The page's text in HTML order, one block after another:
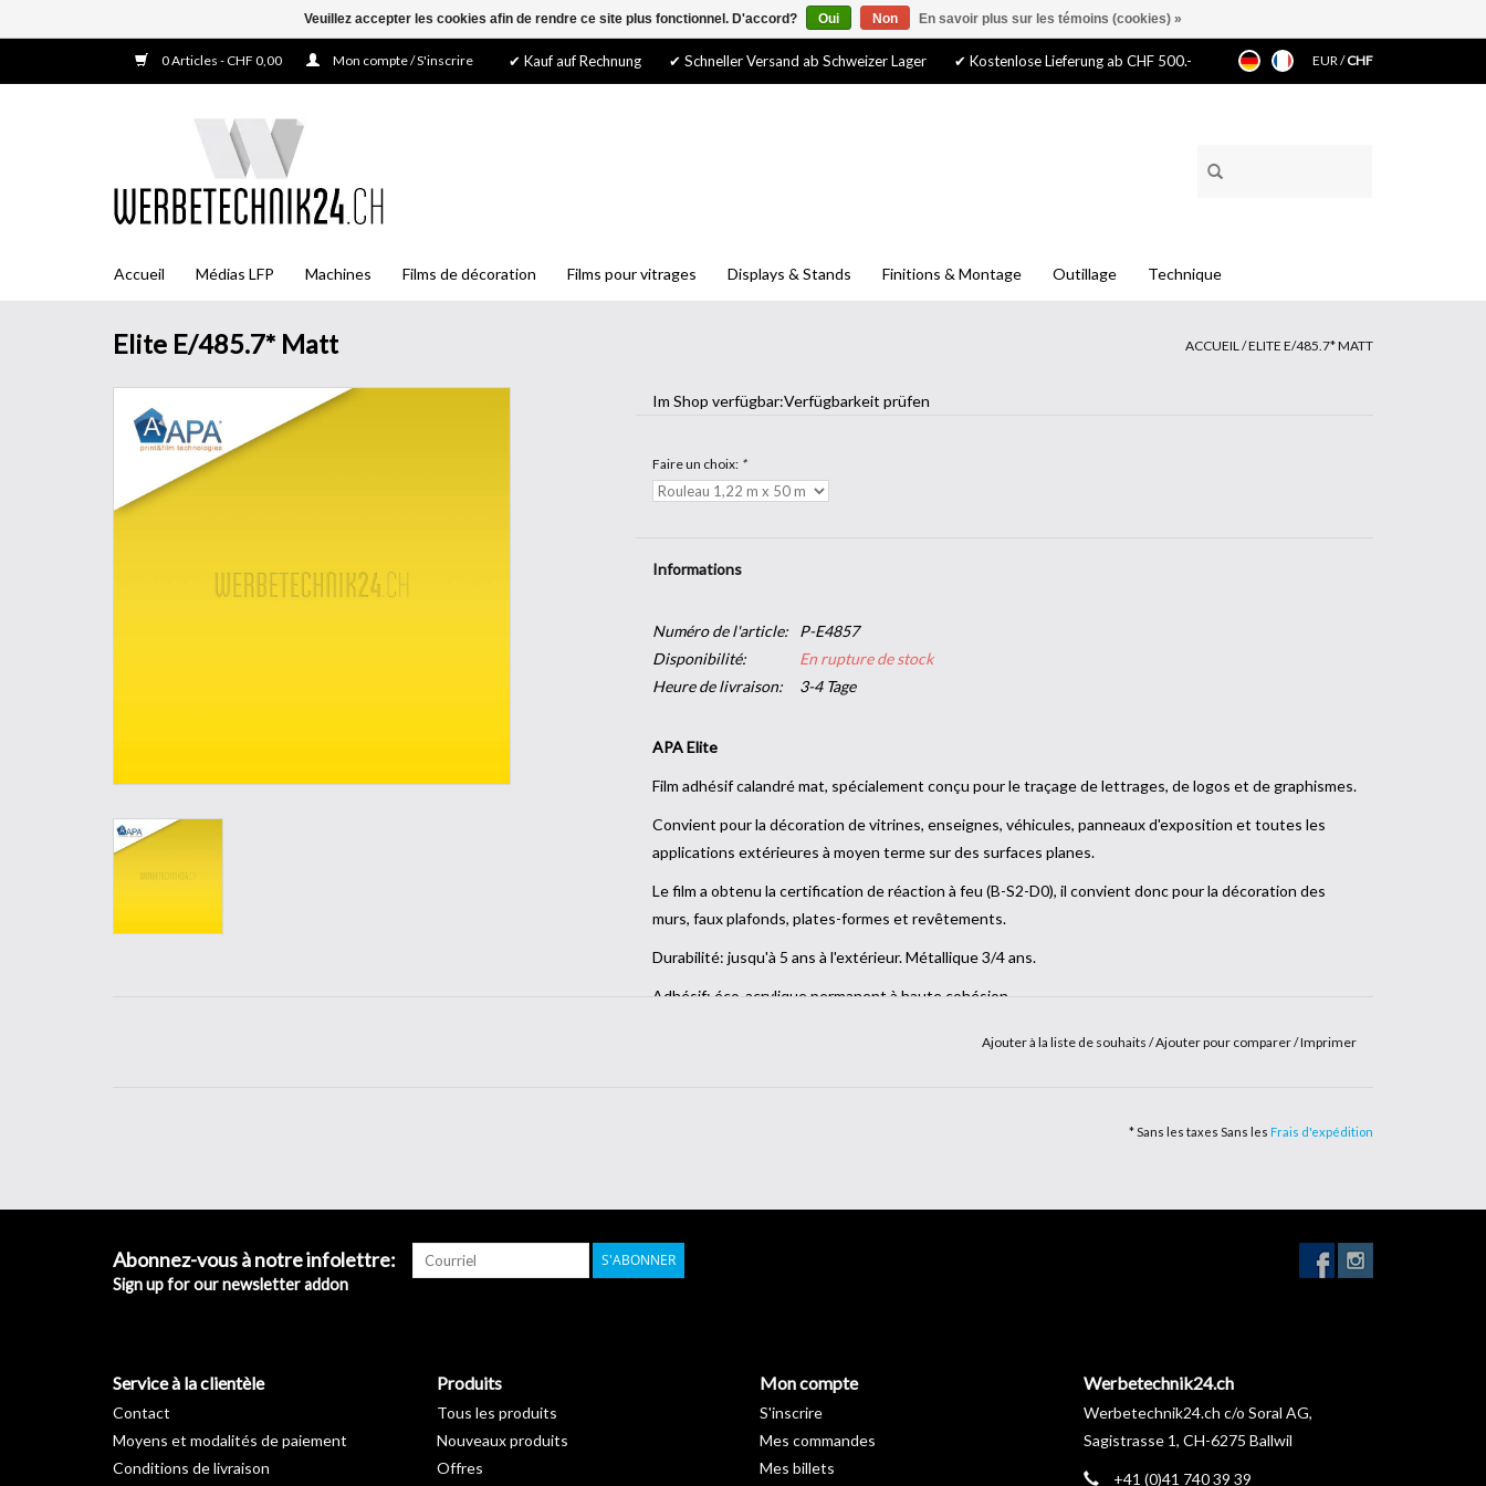
0 Articles - CHF 0,00 Mon compte / S'inscrire ✔ Kauf auf Rechnung ✔ Schneller Versand ab Schweizer Lager ✔ Kostenlose Lieferung ab CHF 500.- EUR/CHF
Accueil Médias LFP Machines Films de décoration Films pour vitrages Displays & Stands Finitions & Montage Outillage Technique
Elite E/485.7* Matt ACCUEIL/ELITE E/485.7* MATT
Im Shop verfügbar:Verfügbarkeit prüfen
Faire un choix: *
Informations
Numéro de l'article:
P-E4857
Disponibilité:
En rupture de stock
Heure de livraison:
3-4 Tage
APA Elite
Film adhésif calandré mat, spécialement conçu pour le traçage de lettrages, de logos et de graphismes.
Convient pour la décoration de vitrines, enseignes, véhicules, panneaux d'exposition et toutes les
applications extérieures à moyen terme sur des surfaces planes.
Le film a obtenu la certification de réaction à feu (B-S2-D0), il convient donc pour la décoration des
murs, faux plafonds, plates-formes et revêtements.
Durabilité: jusqu'à 5 ans à l'extérieur. Métallique 3/4 ans.
Adhésif: éco-acrylique permanent à haute cohésion.
Ajouter à la liste de souhaits /Ajouter pour comparer/Imprimer
* Sans les taxes Sans les Frais d'expédition
Abonnez-vous à notre infolettre:
Sign up for our newsletter addon
S'ABONNER
Service à la clientèle
Contact
Moyens et modalités de paiement
Conditions de livraison
Produits
Tous les produits
Nouveaux produits
Offres
Mon compte
S'inscrire
Mes commandes
Mes billets
Werbetechnik24.ch
Werbetechnik24.ch c/o Soral AG,
Sagistrasse 1, CH-6275 Ballwil
+41 (0)41 740 39 39
Veuillez accepter les cookies afin de rendre ce site plus fonctionnel. D'accord? Oui Non En savoir plus sur les témoins (cookies) »